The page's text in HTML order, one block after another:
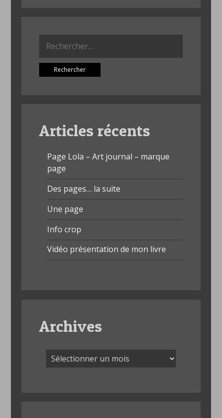
Articles récents
Page Lola – Art journal – marque
page
Des pages… la suite
Une page
Info crop
Vidéo présentation de mon livre
Archives
Archives